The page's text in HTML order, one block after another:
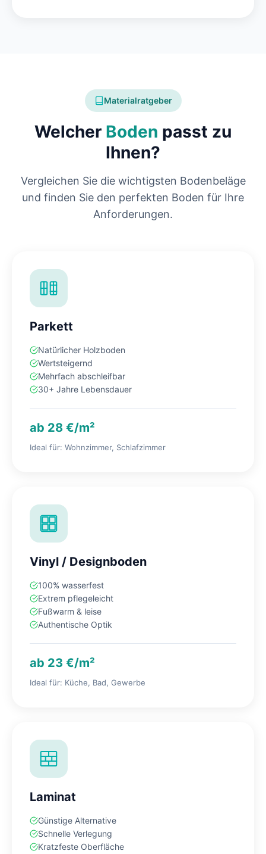
Materialratgeber
Welcher Boden passt zu
Ihnen?
Vergleichen Sie die wichtigsten Bodenbeläge
und finden Sie den perfekten Boden für Ihre
Anforderungen.
Parkett
Natürlicher Holzboden
Wertsteigernd
Mehrfach abschleifbar
30+ Jahre Lebensdauer
ab 28 €/m²
Ideal für: Wohnzimmer, Schlafzimmer
Vinyl / Designboden
100% wasserfest
Extrem pflegeleicht
Fußwarm & leise
Authentische Optik
ab 23 €/m²
Ideal für: Küche, Bad, Gewerbe
Laminat
Günstige Alternative
Schnelle Verlegung
Kratzfeste Oberfläche